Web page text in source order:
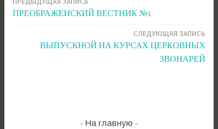
Навигация
ПРЕОБРАЖЕНСКИЙ ВЕСТНИК №1
СЛЕДУЮЩАЯ ЗАПИСЬ
ВЫПУСКНОЙ НА КУРСАХ ЦЕРКОВНЫХ
ЗВОНАРЕЙ
На главную